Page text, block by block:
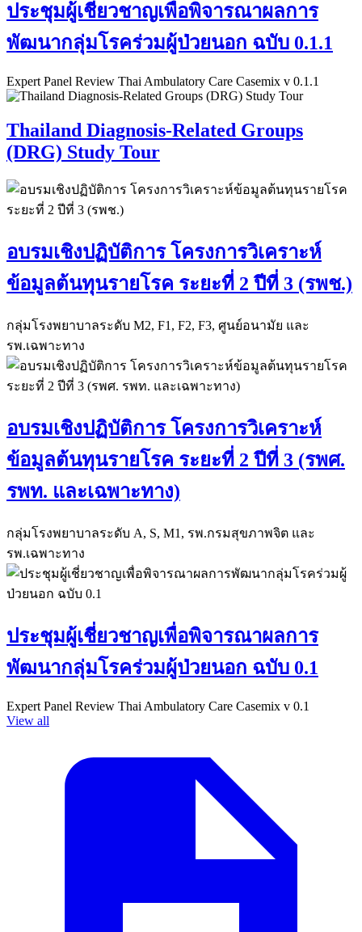
ประชุมผู้เชี่ยวชาญเพื่อพิจารณาผลการ
พัฒนากลุ่มโรคร่วมผู้ป่วยนอก ฉบับ 0.1.1
Expert Panel Review Thai Ambulatory Care Casemix v 0.1.1
Thailand Diagnosis-Related Groups
(DRG) Study Tour
อบรมเชิงปฏิบัติการ โครงการวิเคราะห์
ข้อมูลต้นทุนรายโรค ระยะที่ 2 ปีที่ 3 (รพช.)
กลุ่มโรงพยาบาลระดับ M2, F1, F2, F3, ศูนย์อนามัย และ
รพ.เฉพาะทาง
อบรมเชิงปฏิบัติการ โครงการวิเคราะห์
ข้อมูลต้นทุนรายโรค ระยะที่ 2 ปีที่ 3 (รพศ.
รพท. และเฉพาะทาง)
กลุ่มโรงพยาบาลระดับ A, S, M1, รพ.กรมสุขภาพจิต และ
รพ.เฉพาะทาง
ประชุมผู้เชี่ยวชาญเพื่อพิจารณาผลการ
พัฒนากลุ่มโรคร่วมผู้ป่วยนอก ฉบับ 0.1
Expert Panel Review Thai Ambulatory Care Casemix v 0.1
View all